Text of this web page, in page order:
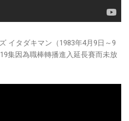
イタダキマン（1983年4月9日～9
集因為職棒轉播進入延長賽而未放